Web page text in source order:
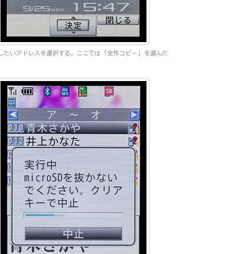
たいアドレスを選択する。ここでは「全件コピー」を選んだ